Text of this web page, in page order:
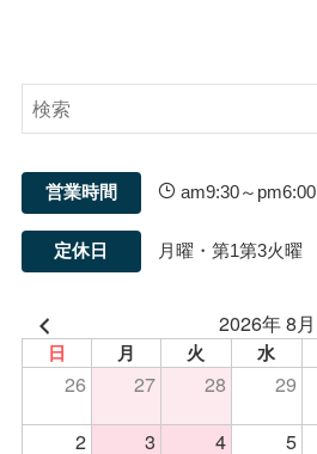
営業時間 am9:30～pm6:00
定休日 月曜・第1第3火曜
2026年 8月
日 月 火 水
26 27 28 29
2
3 4 5